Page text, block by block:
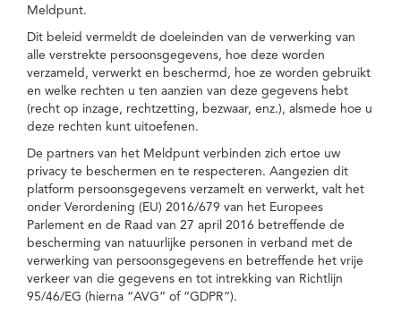
Meldpunt.
Dit beleid vermeldt de doeleinden van de verwerking van
alle verstrekte persoonsgegevens, hoe deze worden
verzameld, verwerkt en beschermd, hoe ze worden gebruikt
en welke rechten u ten aanzien van deze gegevens hebt
(recht op inzage, rechtzetting, bezwaar, enz.), alsmede hoe u
deze rechten kunt uitoefenen.
De partners van het Meldpunt verbinden zich ertoe uw
privacy te beschermen en te respecteren. Aangezien dit
platform persoonsgegevens verzamelt en verwerkt, valt het
onder Verordening (EU) 2016/679 van het Europees
Parlement en de Raad van 27 april 2016 betreffende de
bescherming van natuurlijke personen in verband met de
verwerking van persoonsgegevens en betreffende het vrije
verkeer van die gegevens en tot intrekking van Richtlijn
95/46/EG (hierna “AVG” of “GDPR”).